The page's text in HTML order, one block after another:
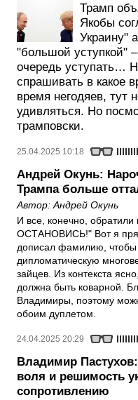
Трамп
Якобы
Украину"
"большой уступкой"
очередь уступать…
спрашивать в какое
время негодяев, тут
удивляться. Но
трамповски.
25.04.2025 10:18
Андрей Окунь:
Трампа больше
Автор: Андрей Окунь
И все, конечно,
ОСТАНОВИСЬ!" Вот я
дописал фамилию, чтобы
дипломатическую
зайцев. Из контекста
должна быть коварной.
Владимиры, поэтому
обоим дуплетом.
24.04.2025 20:29
Владимир
воля и решимость
сопротивлению